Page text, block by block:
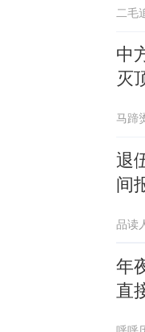
二毛
中
灭
马蹄
退
间
品读
年
直